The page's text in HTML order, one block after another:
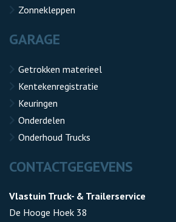
Zonnekleppen
GARAGE
Getrokken materieel
Kentekenregistratie
Keuringen
Onderdelen
Onderhoud Trucks
CONTACTGEGEVENS
Vlastuin Truck- & Trailerservice
De Hooge Hoek 38